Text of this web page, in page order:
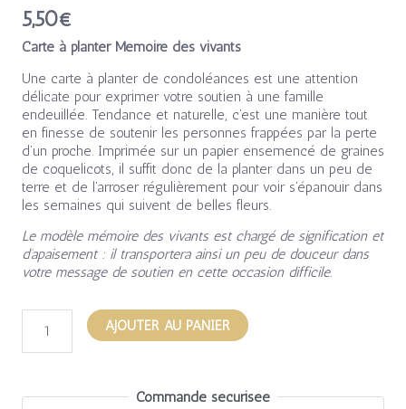
5,50€
Carte à planter Mémoire des vivants
Une carte à planter de condoléances est une attention
délicate pour exprimer votre soutien à une famille
endeuillée. Tendance et naturelle, c’est une manière tout
en finesse de soutenir les personnes frappées par la perte
d’un proche. Imprimée sur un papier ensemencé de graines
de coquelicots, il suffit donc de la planter dans un peu de
terre et de l’arroser régulièrement pour voir s’épanouir dans
les semaines qui suivent de belles fleurs.
Le modèle mémoire des vivants est chargé de signification et
d’apaisement : il transportera ainsi un peu de douceur dans
votre message de soutien en cette occasion difficile.
AJOUTER AU PANIER
Commande sécurisée